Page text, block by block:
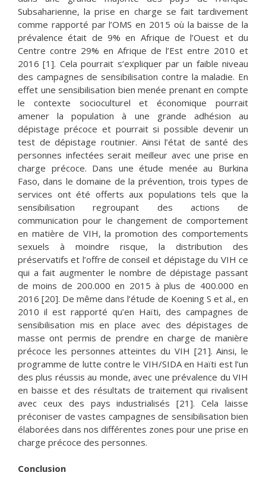
Subsaharienne, la prise en charge se fait tardivement
comme rapporté par l’OMS en 2015 où la baisse de la
prévalence était de 9% en Afrique de l’Ouest et du
Centre contre 29% en Afrique de l’Est entre 2010 et
2016 [1]. Cela pourrait s’expliquer par un faible niveau
des campagnes de sensibilisation contre la maladie. En
effet une sensibilisation bien menée prenant en compte
le contexte socioculturel et économique pourrait
amener la population à une grande adhésion au
dépistage précoce et pourrait si possible devenir un
test de dépistage routinier. Ainsi l’état de santé des
personnes infectées serait meilleur avec une prise en
charge précoce. Dans une étude menée au Burkina
Faso, dans le domaine de la prévention, trois types de
services ont été offerts aux populations tels que la
sensibilisation regroupant des actions de
communication pour le changement de comportement
en matière de VIH, la promotion des comportements
sexuels à moindre risque, la distribution des
préservatifs et l’offre de conseil et dépistage du VIH ce
qui a fait augmenter le nombre de dépistage passant
de moins de 200.000 en 2015 à plus de 400.000 en
2016 [20]. De même dans l’étude de Koening S et al., en
2010 il est rapporté qu’en Haïti, des campagnes de
sensibilisation mis en place avec des dépistages de
masse ont permis de prendre en charge de manière
précoce les personnes atteintes du VIH [21]. Ainsi, le
programme de lutte contre le VIH/SIDA en Haïti est l’un
des plus réussis au monde, avec une prévalence du VIH
en baisse et des résultats de traitement qui rivalisent
avec ceux des pays industrialisés [21]. Cela laisse
préconiser de vastes campagnes de sensibilisation bien
élaborées dans nos différentes zones pour une prise en
charge précoce des personnes.
Conclusion